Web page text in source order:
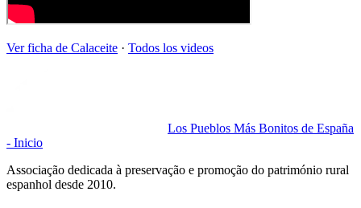
Ver ficha de Calaceite · Todos los videos
Los Pueblos Más Bonitos de España
- Inicio
Associação dedicada à preservação e promoção do património rural
espanhol desde 2010.